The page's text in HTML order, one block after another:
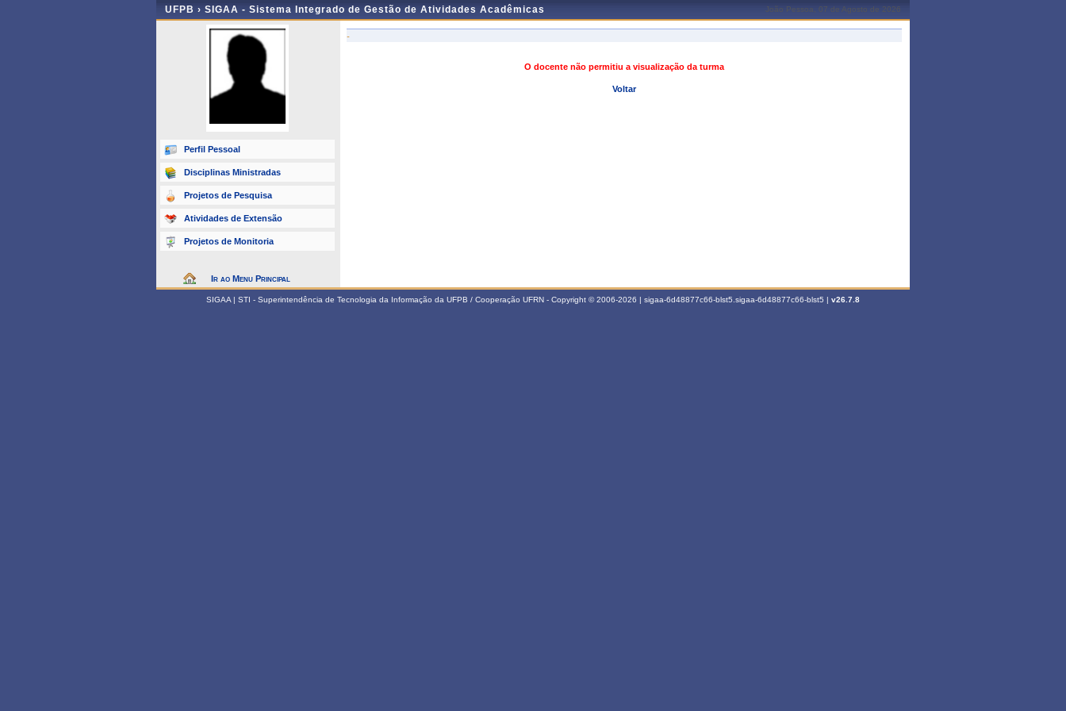
UFPB › SIGAA - Sistema Integrado de Gestão de Atividades Acadêmicas João Pessoa, 07 de Agosto de 2026
Perfil Pessoal
Disciplinas Ministradas
Projetos de Pesquisa
Atividades de Extensão
Projetos de Monitoria
Ir ao Menu Principal
-
O docente não permitiu a visualização da turma
Voltar
SIGAA | STI - Superintendência de Tecnologia da Informação da UFPB / Cooperação UFRN - Copyright © 2006-2026 | sigaa-6d48877c66-blst5.sigaa-6d48877c66-blst5 | v26.7.8